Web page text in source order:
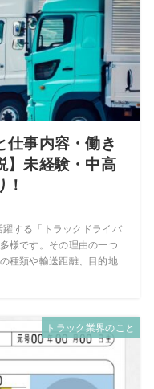
仕事内容・働き
】未経験・中高
する「トラックドライバ
様です。その理由の一つ
種類や輸送距離、目的地
トラック業界のこと